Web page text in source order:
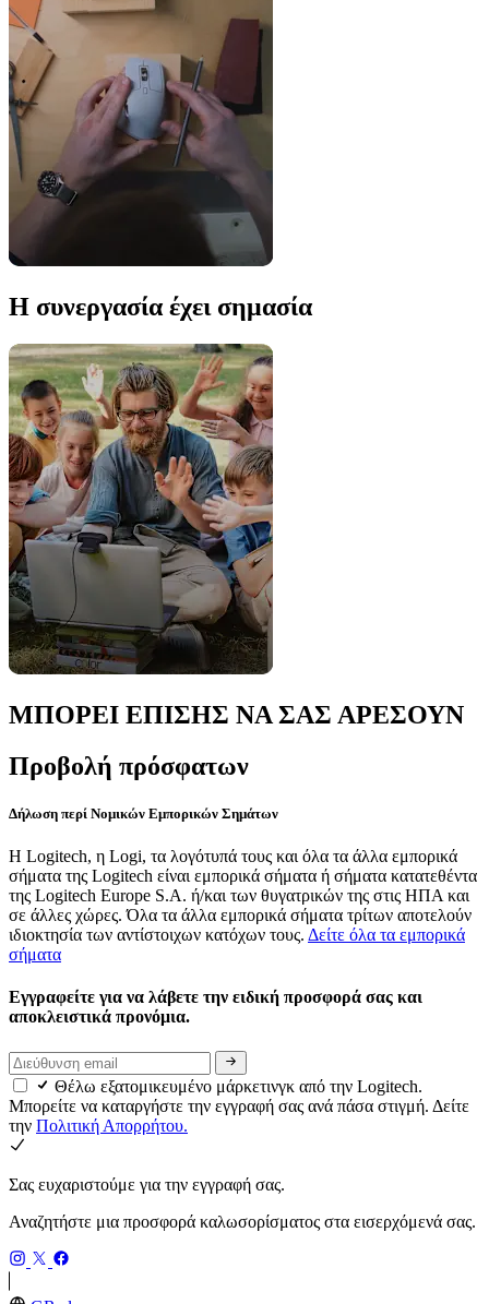
Η συνεργασία έχει σημασία
ΜΠΟΡΕΙ ΕΠΙΣΗΣ ΝΑ ΣΑΣ ΑΡΕΣΟΥΝ
Προβολή πρόσφατων
Δήλωση περί Νομικών Εμπορικών Σημάτων
Η Logitech, η Logi, τα λογότυπά τους και όλα τα άλλα εμπορικά
σήματα της Logitech είναι εμπορικά σήματα ή σήματα κατατεθέντα
της Logitech Europe S.A. ή/και των θυγατρικών της στις ΗΠΑ και
σε άλλες χώρες. Όλα τα άλλα εμπορικά σήματα τρίτων αποτελούν
ιδιοκτησία των αντίστοιχων κατόχων τους. Δείτε όλα τα εμπορικά
σήματα
Εγγραφείτε για να λάβετε την ειδική προσφορά σας και
αποκλειστικά προνόμια.
Θέλω εξατομικευμένο μάρκετινγκ από την Logitech.
Μπορείτε να καταργήστε την εγγραφή σας ανά πάσα στιγμή. Δείτε
την Πολιτική Απορρήτου.
Σας ευχαριστούμε για την εγγραφή σας.
Αναζητήστε μια προσφορά καλωσορίσματος στα εισερχόμενά σας.